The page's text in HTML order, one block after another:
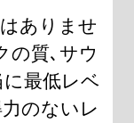
ありませ
の質､サウ
に最低レベ
のないレ